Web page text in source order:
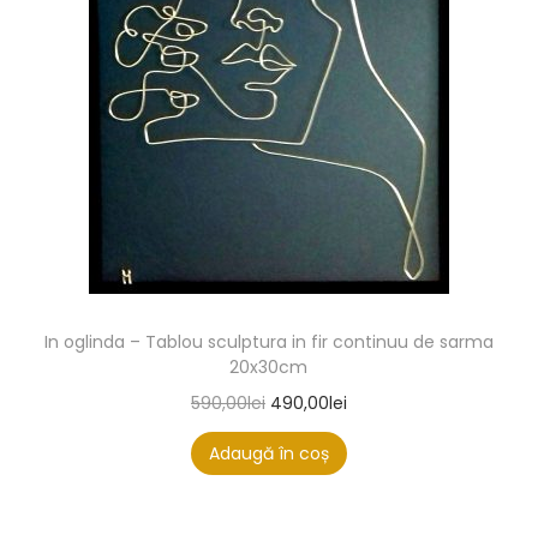
In oglinda – Tablou sculptura in fir continuu de sarma
20x30cm
590,00lei 490,00lei
Adaugă în coș